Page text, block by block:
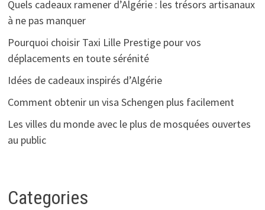
Quels cadeaux ramener d’Algérie : les trésors artisanaux
à ne pas manquer
Pourquoi choisir Taxi Lille Prestige pour vos
déplacements en toute sérénité
Idées de cadeaux inspirés d’Algérie
Comment obtenir un visa Schengen plus facilement
Les villes du monde avec le plus de mosquées ouvertes
au public
Categories